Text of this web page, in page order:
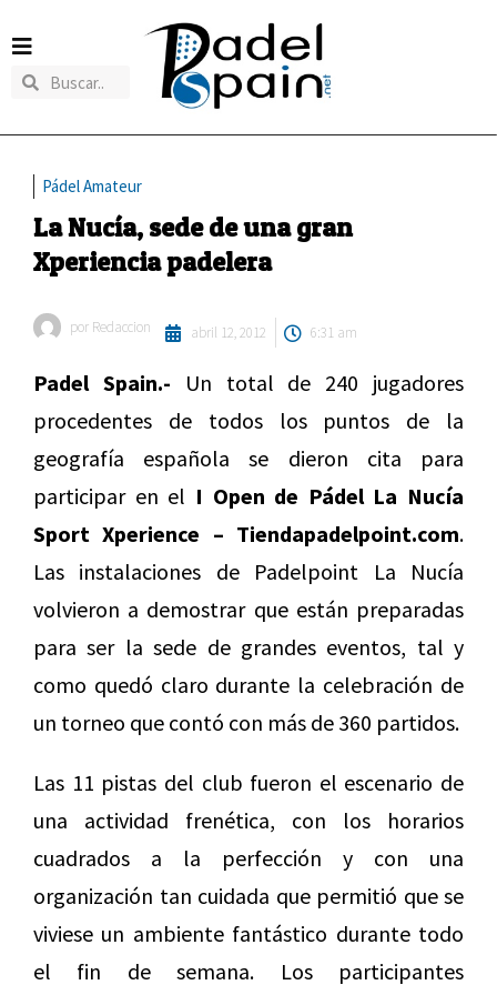
Pádel Amateur
La Nucía, sede de una gran
Xperiencia padelera
por Redaccion abril 12, 2012 6:31 am
Padel Spain.- Un total de 240 jugadores
procedentes de todos los puntos de la
geografía española se dieron cita para
participar en el I Open de Pádel La Nucía
Sport Xperience – Tiendapadelpoint.com.
Las instalaciones de Padelpoint La Nucía
volvieron a demostrar que están preparadas
para ser la sede de grandes eventos, tal y
como quedó claro durante la celebración de
un torneo que contó con más de 360 partidos.
Las 11 pistas del club fueron el escenario de
una actividad frenética, con los horarios
cuadrados a la perfección y con una
organización tan cuidada que permitió que se
viviese un ambiente fantástico durante todo
el fin de semana. Los participantes